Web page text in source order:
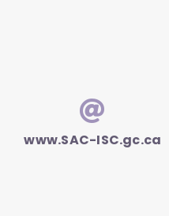
www.SAC-ISC.gc.ca